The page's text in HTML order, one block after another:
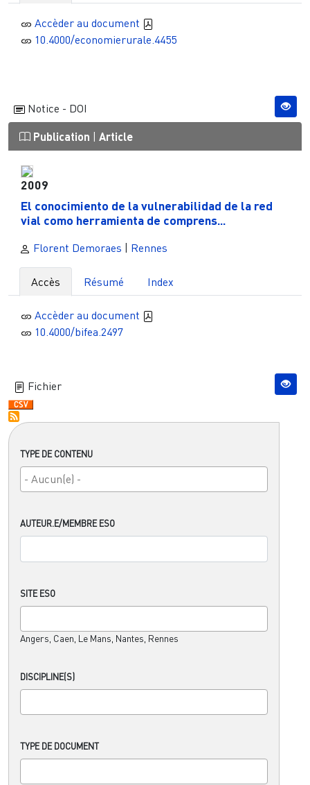
TYPE DE CONTENU
AUTEUR.E/MEMBRE ESO
SITE ESO
Angers, Caen, Le Mans, Nantes, Rennes
DISCIPLINE(S)
TYPE DE DOCUMENT
Accèder au document
10.4000/economierurale.4455
Notice - DOI
Publication Article
2009
El conocimiento de la vulnerabilidad de la red
vial como herramienta de comprens...
Florent Demoraes Rennes
Accès Résumé Index
Accèder au document
10.4000/bifea.2497
Fichier